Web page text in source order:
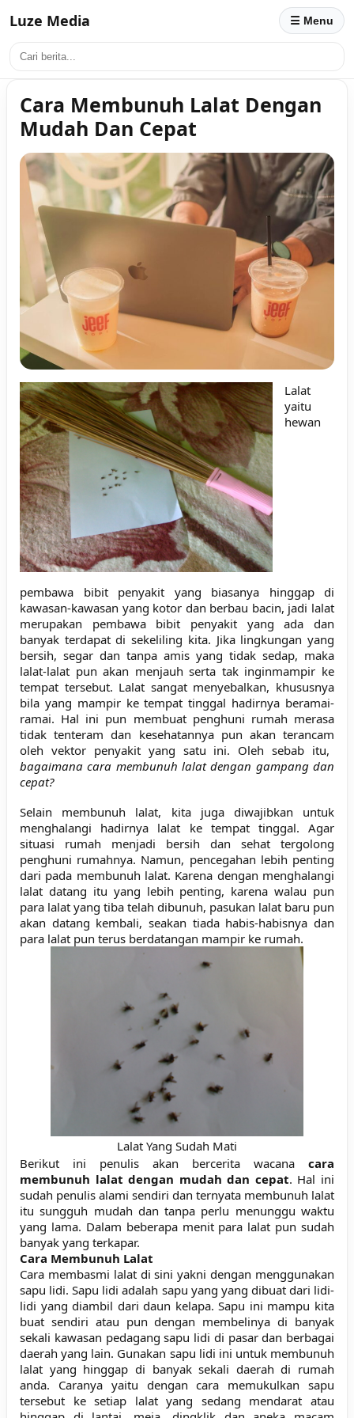
Luze Media ☰ Menu
Cara Membunuh Lalat Dengan
Mudah Dan Cepat
Lalat
yaitu
hewan
pembawa bibit penyakit yang biasanya hinggap di
kawasan-kawasan yang kotor dan berbau bacin, jadi lalat
merupakan pembawa bibit penyakit yang ada dan
banyak terdapatdi sekeliling kita. Jika lingkungan yang
bersih, segar dan tanpa amis yang tidak sedap, maka
lalat-lalat punakan menjauh serta tak inginmampir ke
tempat tersebut. Lalat sangat menyebalkan, khususnya
bila yang mampir ke tempat tinggal hadirnya beramai-
ramai. Hal ini pun membuat penghuni rumah merasa
tidak tenteram dan kesehatannya pun akan terancam
oleh vektor penyakit yang satu ini. Oleh sebab itu,
bagaimana cara membunuh lalat dengan gampang dan
cepat?
Selain membunuh lalat, kita juga diwajibkan untuk
menghalangi hadirnya lalat ke tempat tinggal. Agar
situasi rumah menjadi bersih dan sehat tergolong
penghuni rumahnya. Namun, pencegahan lebih penting
dari pada membunuh lalat. Karena dengan menghalangi
lalat datang itu yang lebih penting, karena walau pun
para lalat yang tiba telah dibunuh, pasukan lalat baru pun
akan datang kembali, seakan tiada habis-habisnya dan
para lalat pun terus berdatangan mampir ke rumah.
Lalat Yang Sudah Mati
Berikut ini penulis akan bercerita wacana cara
membunuh lalat dengan mudah dan cepat. Hal ini
sudah penulis alami sendiri dan ternyata membunuh lalat
itu sungguh mudah dan tanpa perlu menunggu waktu
yang lama. Dalam beberapa menit para lalat pun sudah
banyak yang terkapar.
Cara Membunuh Lalat
Cara membasmi lalat di sini yakni dengan menggunakan
sapu lidi. Sapu lidi adalah sapu yang yang dibuat dari lidi-
lidi yang diambil dari daun kelapa. Sapu ini mampu kita
buat sendiri atau pundengan membelinya di banyak
sekali kawasan pedagang sapu lidi di pasar dan berbagai
daerah yang lain. Gunakan sapu lidi ini untuk membunuh
lalat yang hinggap di banyak sekali daerah di rumah
anda. Caranya yaitu dengan cara memukulkan sapu
tersebut ke setiap lalat yang sedang mendarat atau